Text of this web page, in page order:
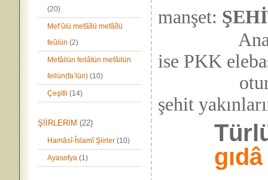
(20)
Mef’ûlü mefâîlü mefâîlü
feûlün (2)
Mefâilün feilâtün mefâilün
feilün(fa’lün) (10)
Çeşitli (14)
ŞİİRLERİM (22)
Hamâsî-Îslamî Şiirler (10)
Ayasofya (1)
manşet:
Anaları
ise PKK
oturan
şehit